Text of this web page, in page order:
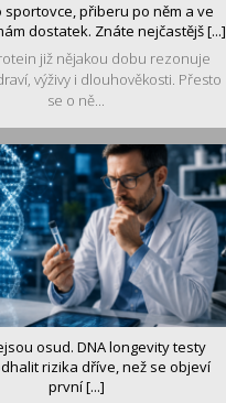
sportovce, přiberu po něm a ve
dostatek. Znáte nejčastějš [...]
již nějakou dobu rezonuje
výživy i dlouhověkosti. Přesto
se o ně...
osud. DNA longevity testy
rizika dříve, než se objeví
první [...]